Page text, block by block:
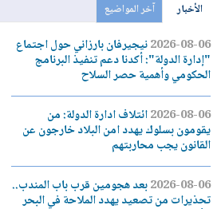
الأخبار آخر المواضيع
2026-08-06نيجيرفان بارزاني حول اجتماع
"إدارة الدولة": أكدنا دعم تنفيذ البرنامج
الحكومي وأهمية حصر السلاح
2026-08-06ائتلاف ادارة الدولة: من
يقومون بسلوك يهدد امن البلاد خارجون عن
القانون يجب محاربتهم
2026-08-06بعد هجومين قرب باب المندب..
تحذيرات من تصعيد يهدد الملاحة في البحر